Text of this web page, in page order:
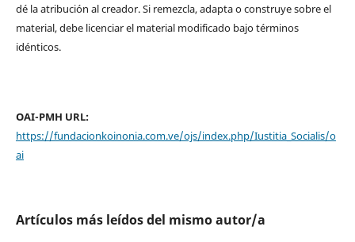
dé la atribución al creador. Si remezcla, adapta o construye sobre el
material, debe licenciar el material modificado bajo términos
idénticos.
OAI-PMH URL:
https://fundacionkoinonia.com.ve/ojs/index.php/Iustitia_Socialis/o
ai
Artículos más leídos del mismo autor/a